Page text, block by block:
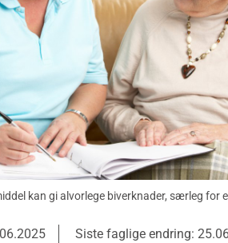
kan gi alvorlege biverknader, særleg for
Siste faglige endring: